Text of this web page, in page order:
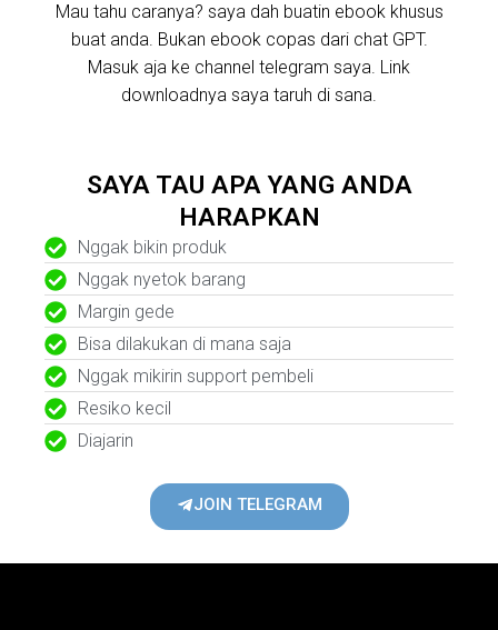
Mau tahu caranya? saya dah buatin ebook khusus
buat anda. Bukan ebook copas dari chat GPT.
Masuk aja ke channel telegram saya. Link
downloadnya saya taruh di sana.
SAYA TAU APA YANG ANDA
HARAPKAN
Nggak bikin produk
Nggak nyetok barang
Margin gede
Bisa dilakukan di mana saja
Nggak mikirin support pembeli
Resiko kecil
Diajarin
JOIN TELEGRAM